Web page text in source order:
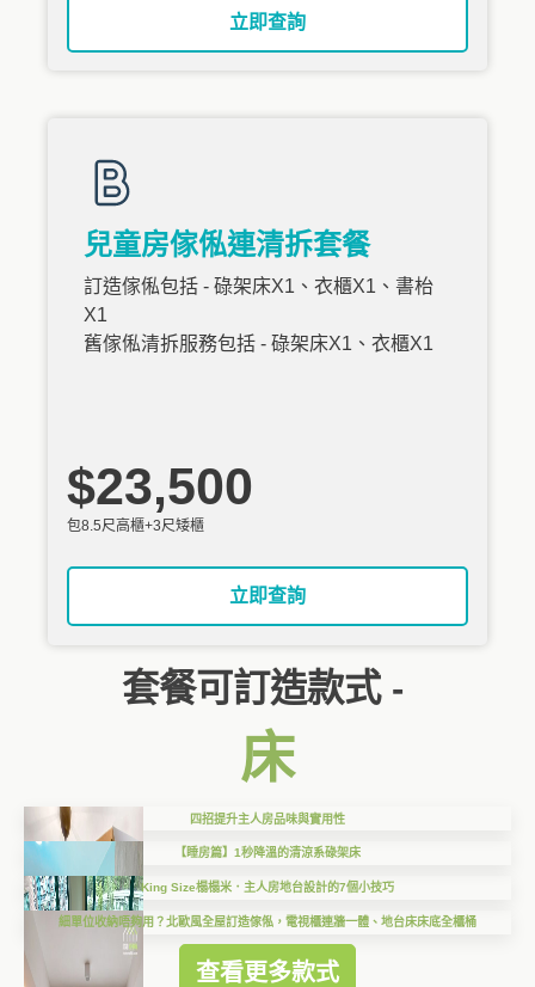
立即查詢
兒童房傢俬連清拆套餐
訂造傢俬包括 - 碌架床X1、衣櫃X1、書枱
X1
舊傢俬清拆服務包括 - 碌架床X1、衣櫃X1
$23,500
包8.5尺高櫃+3尺矮櫃
立即查詢
套餐可訂造款式 -
床
四招提升主人房品味與實用性
【睡房篇】1秒降溫的清涼系碌架床
King Size榻榻米．主人房地台設計的7個小技巧
細單位收納唔夠用？北歐風全屋訂造傢俬，電視櫃連牆一體、地台床床底全櫃桶
查看更多款式